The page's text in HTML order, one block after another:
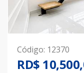
Código: 12370
RD$